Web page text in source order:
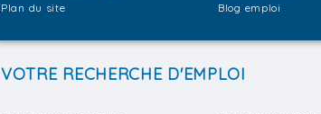
Plan du site
Blog emploi
VOTRE RECHERCHE D'EMPLOI